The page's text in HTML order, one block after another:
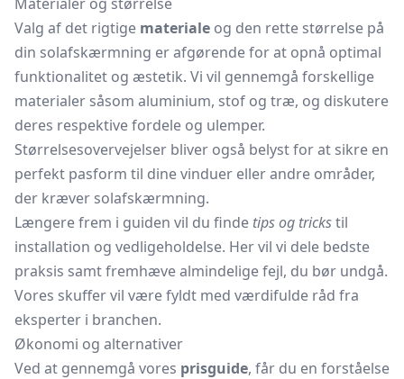
Valg af det rigtige materiale og den rette størrelse på
din solafskærmning er afgørende for at opnå optimal
funktionalitet og æstetik. Vi vil gennemgå forskellige
materialer såsom aluminium, stof og træ, og diskutere
deres respektive fordele og ulemper.
Størrelsesovervejelser bliver også belyst for at sikre en
perfekt pasform til dine vinduer eller andre områder,
der kræver solafskærmning.
Længere frem i guiden vil du finde tips og trickstil
installation og vedligeholdelse. Her vil vi dele bedste
praksis samt fremhæve almindelige fejl, du bør undgå.
Vores skuffer vil være fyldt med værdifulde råd fra
eksperter i branchen.
Økonomi og alternativer
Ved at gennemgå vores prisguide, får du en forståelse